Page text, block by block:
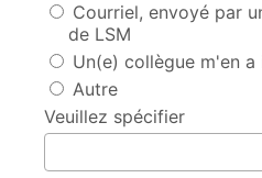
Courriel, envoyé par
de LSM
Un(e) collègue m'en a
Autre
Veuillez spécifier